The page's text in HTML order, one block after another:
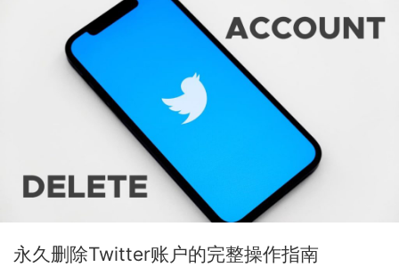
永久删除Twitter账户的完整操作指南